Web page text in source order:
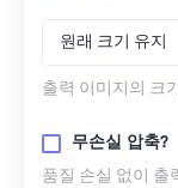
원래 크기 유지
출력 이미지의 크
무손실 압축?
품질 손실 없이 출